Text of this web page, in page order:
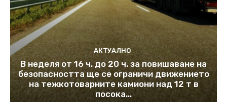
АКТУАЛНО
В неделя от 16 ч. до 20 ч. за повишаване на
безопасността ще се ограничи движението
на тежкотоварните камиони над 12 т в
посока...